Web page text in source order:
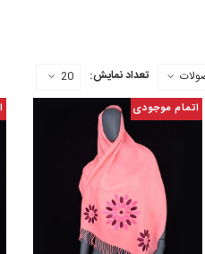
تعداد نمایش: 20
اتمام موجودی